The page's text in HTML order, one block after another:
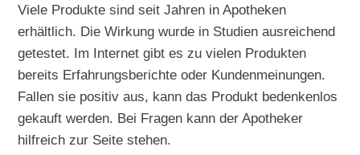
Viele Produkte sind seit Jahren in Apotheken
erhältlich. Die Wirkung wurde in Studien ausreichend
getestet. Im Internet gibt es zu vielen Produkten
bereits Erfahrungsberichte oder Kundenmeinungen.
Fallen sie positiv aus, kann das Produkt bedenkenlos
gekauft werden. Bei Fragen kann der Apotheker
hilfreich zur Seite stehen.